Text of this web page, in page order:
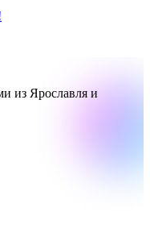
из Ярославля и